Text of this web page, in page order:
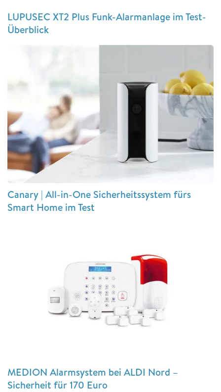
LUPUSEC XT2 Plus Funk-Alarmanlage im Test-
Überblick
Canary | All-in-One Sicherheitssystem fürs
Smart Home im Test
MEDION Alarmsystem bei ALDI Nord –
Sicherheit für 170 Euro